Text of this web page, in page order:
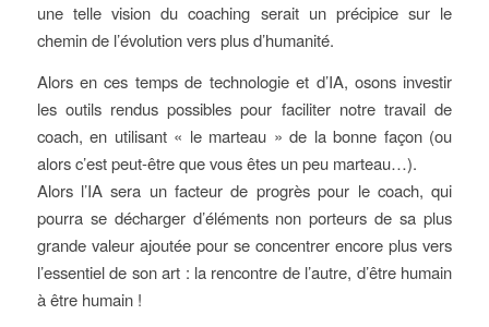
une telle vision du coaching serait un précipice sur le
chemin de l’évolution vers plus d’humanité.
Alors en ces temps de technologie et d’IA, osons investir
les outils rendus possibles pour faciliter notre travail de
coach, en utilisant « le marteau » de la bonne façon (ou
alors c’est peut-être que vous êtes un peu marteau…).
Alors l’IA sera un facteur de progrès pour le coach, qui
pourra se décharger d’éléments non porteurs de sa plus
grande valeur ajoutée pour se concentrer encore plus vers
l’essentiel de son art : la rencontre de l’autre, d’être humain
à être humain !